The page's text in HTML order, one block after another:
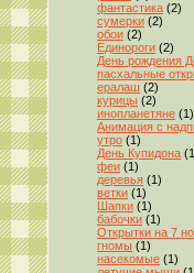
фантастика (2)
сумерки (2)
обои (2)
Единороги (2)
День рождения
пасхальные
ералаш (2)
курицы (2)
инопланетяне (1)
Анимация с
утро (1)
День Купидона
феи (1)
деревья (1)
ветки (1)
Шапки (1)
бабочки (1)
Открытки на 7
гномы (1)
насекомые (1)